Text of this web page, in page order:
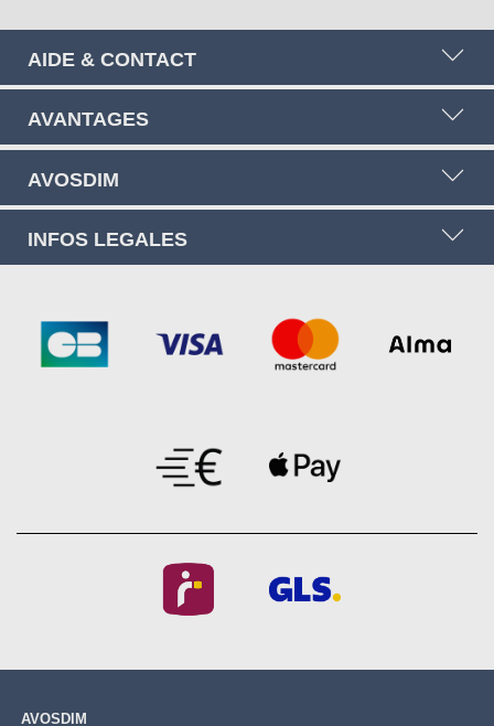
AIDE & CONTACT
AVANTAGES
AVOSDIM
INFOS LEGALES
AVOSDIM